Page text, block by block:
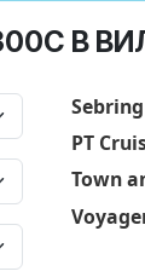
В
Sebring
PT
Town